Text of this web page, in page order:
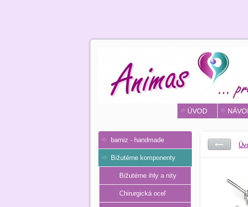
ÚVOD
barniz - handmade
Bižutérne komponenty
Bižutérne ihly a nity
Chirurgická oceľ